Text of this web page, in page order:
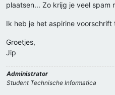
plaatsen... Zo krijg je veel spam
Ik heb je het aspirine voorschrift
Groetjes,
Jip
Administrator
Student Technische Informatica